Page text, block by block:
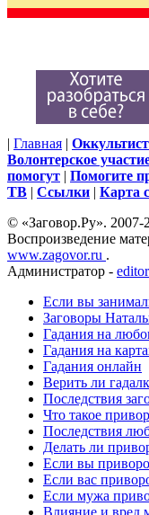
| Главная |
Волонтерское
помогут | Помогите
ТВ | Ссылки | Карта
© «Заговор.Ру». 2007-
Воспроизведение
www.zagovor.ru .
Администратор -
Если вы
Заговоры
Гадания на
Гадания на
Гадания онлайн
Верить ли
Последствия
Что такое
Последствия
Делать ли
Если вы
Если вас
Если мужа
Влияние и вред